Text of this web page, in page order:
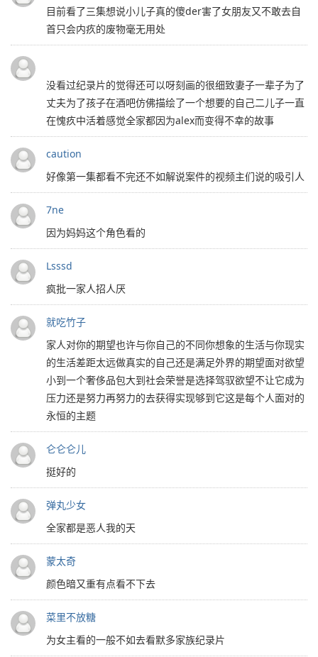
目前看了三集想说小儿子真的傻der害了女朋友又不敢去自
首只会内疚的废物毫无用处
没看过纪录片的觉得还可以呀刻画的很细致妻子一辈子为了
丈夫为了孩子在酒吧仿佛描绘了一个想要的自己二儿子一直
在愧疚中活着感觉全家都因为alex而变得不幸的故事
caution
好像第一集都看不完还不如解说案件的视频主们说的吸引人
7ne
因为妈妈这个角色看的
Lsssd
疯批一家人招人厌
就吃竹子
家人对你的期望也许与你自己的不同你想象的生活与你现实
的生活差距太远做真实的自己还是满足外界的期望面对欲望
小到一个奢侈品包大到社会荣誉是选择驾驭欲望不让它成为
压力还是努力再努力的去获得实现够到它这是每个人面对的
永恒的主题
仑仑仑儿
挺好的
弹丸少女
全家都是恶人我的天
蒙太奇
颜色暗又重有点看不下去
菜里不放糖
为女主看的一般不如去看默多家族纪录片